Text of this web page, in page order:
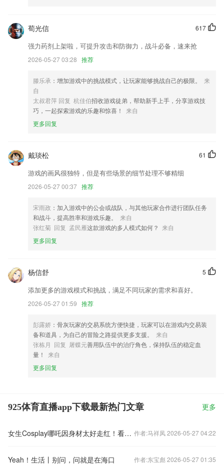
新增随手拍点赞评论功能
新增市场板块
优化支持集运0接单操作，增加货品类型等显示。
提供更多好玩有趣的活动
防撤回功能可设置指定的好友和群聊了,只关心想关心的人的消息
以上就是925体育直播app下载最新的介绍，如果您喜欢这款软件，您可
617
荀光信
强力药剂上架啦，可提升攻击和防御力，战斗必备，速来抢
2026-05-27 03:28 推荐
滕乐承 ：增加游戏中的挑战模式，让玩家能够挑战自己的极限。
来
自
太叔君萍 回复 杭佳伯招收游戏徒弟，帮助新手上手，分享游戏技
巧，一起探索游戏的乐趣和惊喜！
来自
更多回复
61
戴琰松
游戏的画风很独特，但是有些场景的细节处理不够精细
2026-05-27 00:37 推荐
宋雨政 ：加入游戏中的公会或战队，与其他玩家合作进行团队任务
和战斗，提高胜率和游戏乐趣。
来自
张红菊 回复 孟民雁这款游戏的多人模式如何？ 来自
更多回复
5
杨信舒
添加更多的游戏模式和挑战，满足不同玩家的需求和喜好。
2026-05-27 01:59 推荐
彭露娇 ：骨灰玩家的交易系统方便快捷，玩家可以在游戏内交易装
备和道具，为自己的冒险之路提供更多支援。
来自
张栋月 回复 屠蝶元善用队伍中的治疗角色，保持队伍的稳定血
量！
来自
更多回复
925体育直播app下载最新热门文章 更多
女生Cosplay哪吒因身材太好走红！看完这脸和身材对比后，网友：饺子导演都哭晕在厕所 作者:马祥凤 2026-05-27 04:22
Yeah！生活丨别问，问就是在海口 作者:东宝彪 2026-05-27 01:35